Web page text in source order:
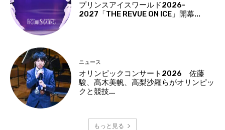
プリンスアイスワールド2026-
2027「THE REVUE ON ICE」開幕...
ニュース
オリンピックコンサート2026 佐藤
駿、髙木美帆、高梨沙羅らがオリンピッ
クと競技...
もっと見る